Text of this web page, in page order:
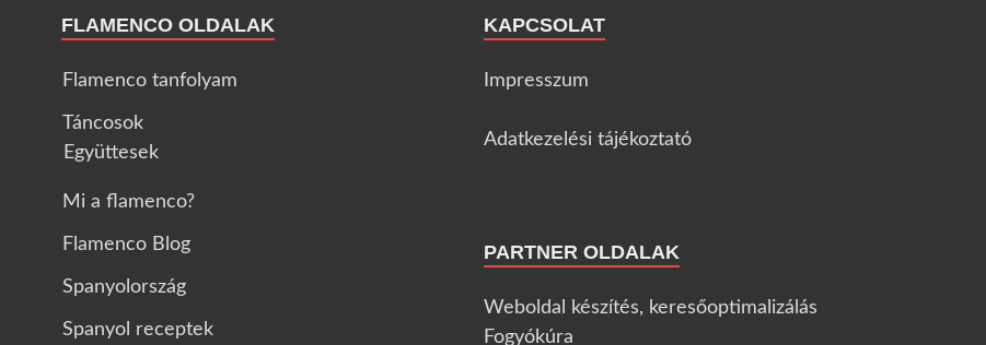
FLAMENCO OLDALAK
Flamenco tanfolyam
Táncosok
Együttesek
Mi a flamenco?
Flamenco Blog
Spanyolország
Spanyol receptek
KAPCSOLAT
Impresszum
Adatkezelési tájékoztató
PARTNER OLDALAK
Weboldal készítés, keresőoptimalizálás
Fogyókúra